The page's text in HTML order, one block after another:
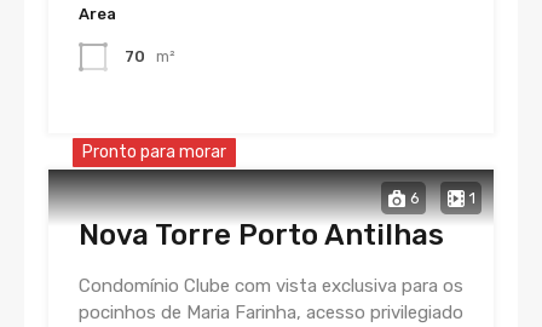
Area
70 m²
6 1
Pronto para morar
Nova Torre Porto Antilhas
Condomínio Clube com vista exclusiva para os
pocinhos de Maria Farinha, acesso privilegiado